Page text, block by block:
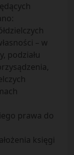
– w
podziału
prawa do
księgi